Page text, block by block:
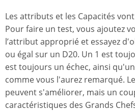
Les attributs et les Capacités
Pour faire un test, vous ajoutez
l’attribut approprié et essayez
ou égal sur un D20. Un 1 est
est toujours un échec, ainsi
comme vous l'aurez remarqué.
peuvent s'améliorer, mais un
caractéristiques des Grands